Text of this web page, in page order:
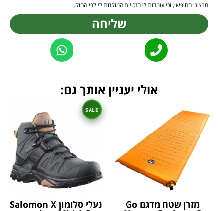
מרצוני החופשי, וכי עומדות לי הזכויות המוקנות לי לפי החוק.
שליחה
אולי יעניין אותך גם:
מזרן שטח מדגם Go נעלי סלומון Salomon X